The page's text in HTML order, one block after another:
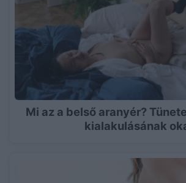
Mi az a belső aranyér?
kialakulásának